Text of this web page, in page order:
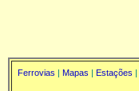
Ferrovias | Mapas | Estações |